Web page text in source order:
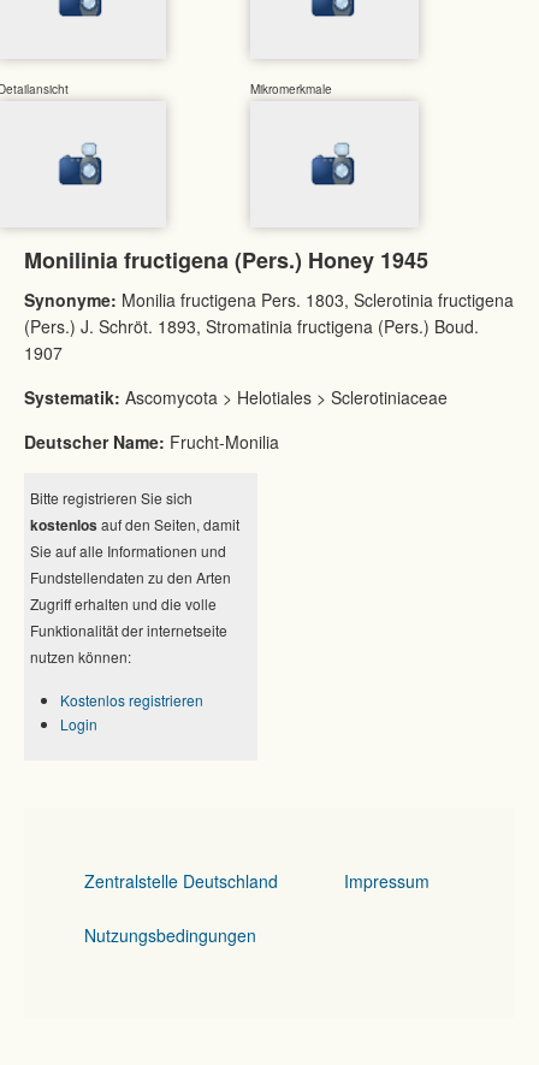
Mikromerkmale
Monilinia fructigena (Pers.) Honey 1945
Synonyme: Monilia fructigena Pers. 1803, Sclerotinia fructigena
(Pers.) J. Schröt. 1893, Stromatinia fructigena (Pers.) Boud.
1907
Systematik: Ascomycota > Helotiales > Sclerotiniaceae
Deutscher Name: Frucht-Monilia
Bitte registrieren Sie sich
kostenlos auf den Seiten, damit
Sie auf alle Informationen und
Fundstellendaten zu den Arten
Zugriff erhalten und die volle
Funktionalität der internetseite
nutzen können:
Kostenlos registrieren
Login
Zentralstelle Deutschland Impressum
Nutzungsbedingungen